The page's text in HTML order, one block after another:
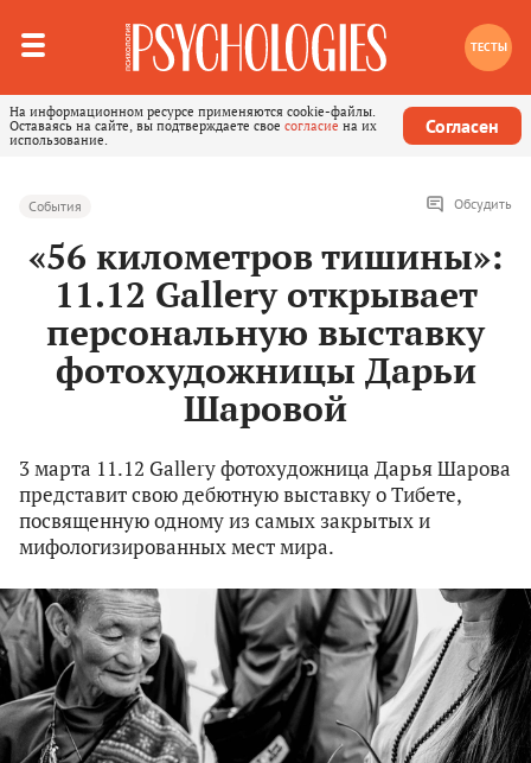
ТЕСТЫ
На информационном ресурсе применяются cookie-файлы.
Оставаясь на сайте, вы подтверждаете свое согласие на их
использование.
Согласен
События Обсудить
«56 километров тишины»:
11.12 Gallery открывает
персональную выставку
фотохудожницы Дарьи
Шаровой
3 марта 11.12 Gallery фотохудожница Дарья Шарова
представит свою дебютную выставку о Тибете,
посвященную одному из самых закрытых и
мифологизированных мест мира.